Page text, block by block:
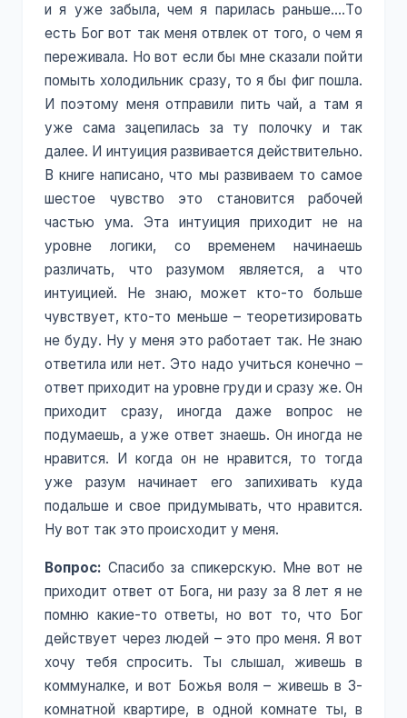
и я уже забыла, чем я парилась раньше….То
есть Бог вот так меня отвлек от того, о чем я
переживала. Но вот если бы мне сказали пойти
помыть холодильник сразу, то я бы фиг пошла.
И поэтому меня отправили пить чай, а там я
уже сама зацепилась за ту полочку и так
далее. И интуиция развивается действительно.
В книге написано, что мы развиваем то самое
шестое чувство это становится рабочей
частью ума. Эта интуиция приходит не на
уровне логики, со временем начинаешь
различать, что разумом является, а что
интуицией. Не знаю, может кто-то больше
чувствует, кто-то меньше – теоретизировать
не буду. Ну у меня это работает так. Не знаю
ответила или нет. Это надо учиться конечно –
ответ приходит на уровне груди и сразу же. Он
приходит сразу, иногда даже вопрос не
подумаешь, а уже ответ знаешь. Он иногда не
нравится. И когда он не нравится, то тогда
уже разум начинает его запихивать куда
подальше и свое придумывать, что нравится.
Ну вот так это происходит у меня.
Вопрос: Спасибо за спикерскую. Мне вот не
приходит ответ от Бога, ни разу за 8 лет я не
помню какие-то ответы, но вот то, что Бог
действует через людей – это про меня. Я вот
хочу тебя спросить. Ты слышал, живешь в
коммуналке, и вот Божья воля – живешь в 3-
комнатной квартире, в одной комнате ты, в